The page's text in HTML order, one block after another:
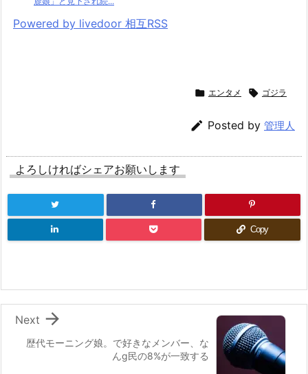
Powered by livedoor 相互RSS
 エンタメ  ゴジラ
 Posted by 管理人
よろしければシェアお願いします
Copy
歴代モーニング娘。で好きなメンバー、な
んg民の8%が一致する

Next